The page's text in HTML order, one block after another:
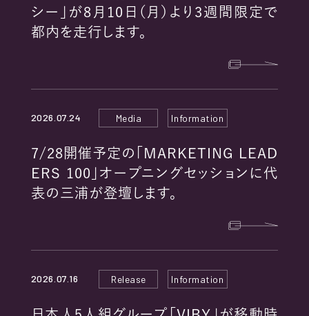
POLICY
TRANSMISSION
シー」が8月10日（月）より3週間限定で
都内を走行します。
2026.07.24 Media Information
7/28開催予定の「MARKETING LEAD
ERS 100」オープニングセッションに代
表の三浦が登壇します。
2026.07.16 Release Information